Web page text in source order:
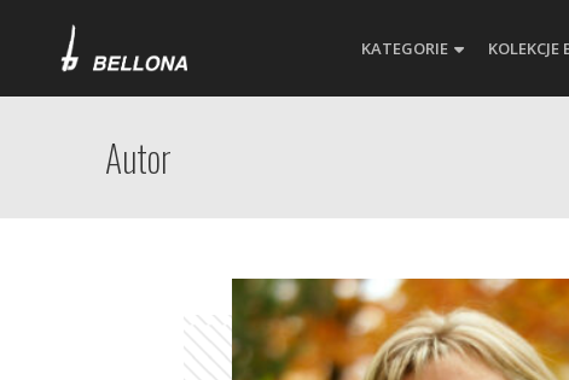
KATEGORIE KOLEKCJE
Autor